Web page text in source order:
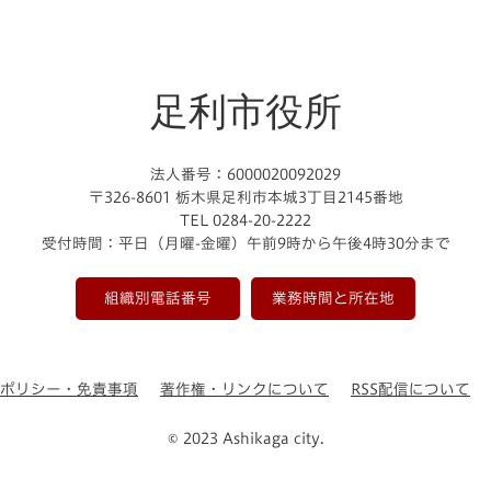
足利市役所
法人番号：6000020092029
〒326-8601 栃木県足利市本城3丁目2145番地
TEL 0284-20-2222
受付時間：平日（月曜-金曜）午前9時から午後4時30分まで
組織別電話番号 業務時間と所在地
リシー・免責事項 著作権・リンクについて RSS配信について
© 2023 Ashikaga city.